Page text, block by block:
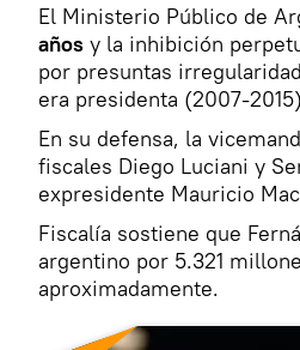
El Ministerio Público de
años y la inhibición
por presuntas
era presidenta (2007-
En su defensa, la
fiscales Diego Luciani y
expresidente Mauricio
Fiscalía sostiene que
argentino por 5.321
aproximadamente.